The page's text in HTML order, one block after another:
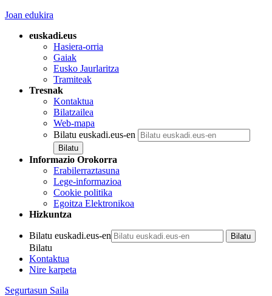
Joan edukira
euskadi.eus
Hasiera-orria
Gaiak
Eusko Jaurlaritza
Tramiteak
Tresnak
Kontaktua
Bilatzailea
Web-mapa
Bilatu euskadi.eus-en
Informazio Orokorra
Erabilerraztasuna
Lege-informazioa
Cookie politika
Egoitza Elektronikoa
Hizkuntza
Bilatu euskadi.eus-en
Bilatu
Kontaktua
Nire karpeta
Segurtasun Saila